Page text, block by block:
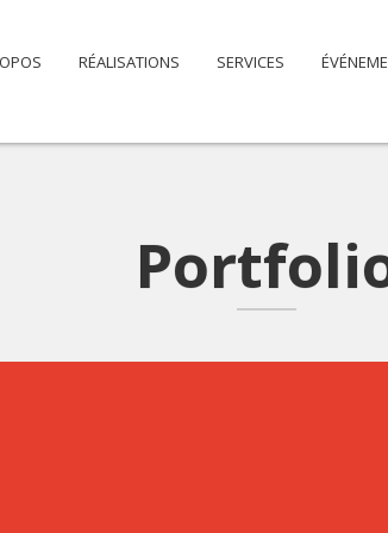
RÉALISATIONS SERVICES
d’urgence |